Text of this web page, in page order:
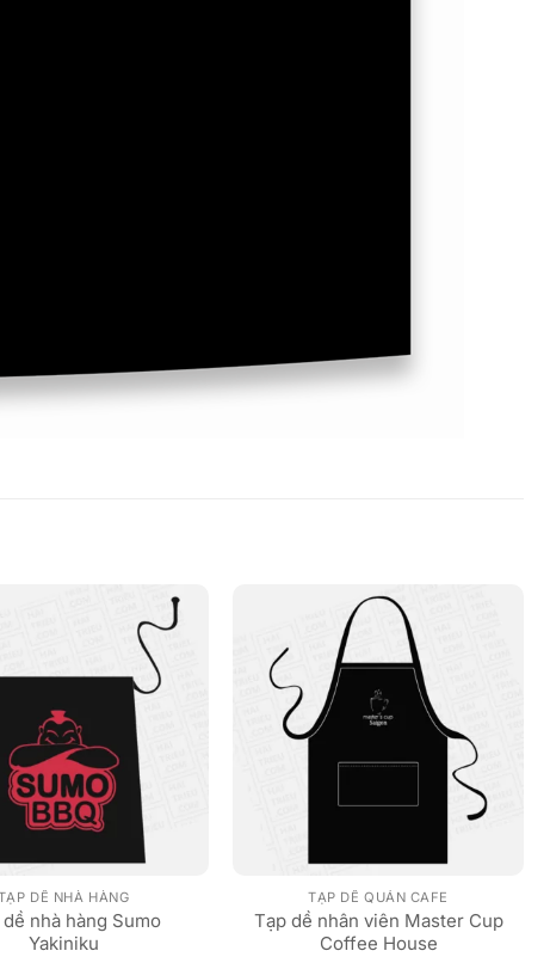
DỀ NHÀ HÀNG
nhà hàng Sumo
Yakiniku
TẠP DỀ QUÁN CAFE
Tạp dề nhân viên Master Cup
Coffee House